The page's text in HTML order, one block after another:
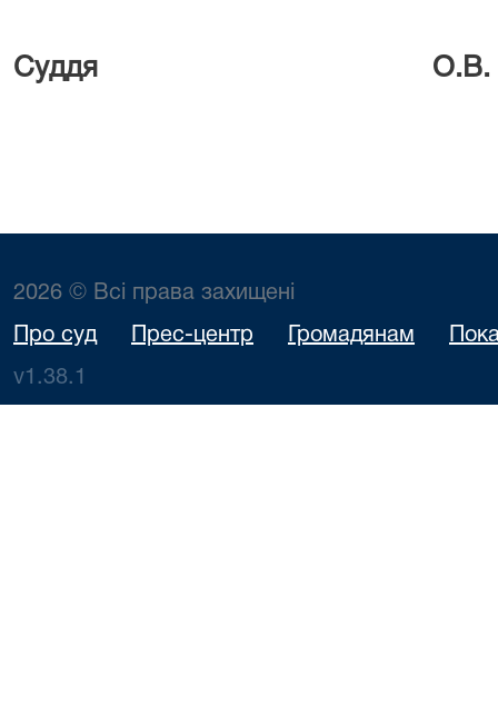
Суддя О.В.
2026 © Всі права захищені
Про суд Прес-центр Громадянам
v1.38.1